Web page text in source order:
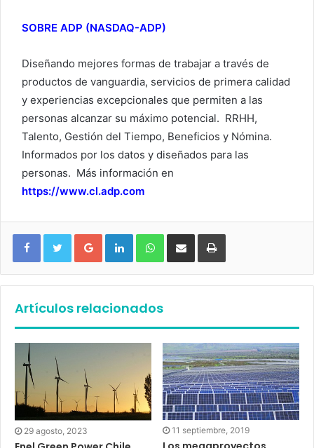
SOBRE ADP (NASDAQ-ADP)
Diseñando mejores formas de trabajar a través de
productos de vanguardia, servicios de primera calidad
y experiencias excepcionales que permiten a las
personas alcanzar su máximo potencial. RRHH,
Talento, Gestión del Tiempo, Beneficios y Nómina.
Informados por los datos y diseñados para las
personas. Más información en
https://www.cl.adp.com
Google+ LinkedIn WhatsApp
Artículos relacionados
29 agosto, 2023 11 septiembre, 2019